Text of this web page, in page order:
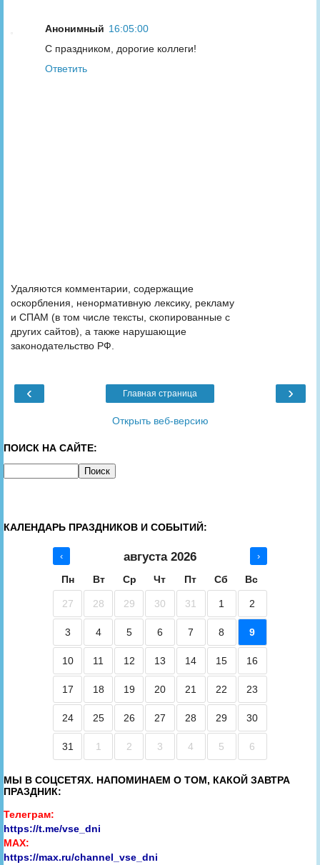
Анонимный 16:05:00
С праздником, дорогие коллеги!
Ответить
Удаляются комментарии, содержащие
оскорбления, ненормативную лексику, рекламу
и СПАМ (в том числе тексты, скопированные с
других сайтов), а также нарушающие
законодательство РФ.
‹ ›
Главная страница
Открыть веб-версию
ПОИСК НА САЙТЕ:
КАЛЕНДАРЬ ПРАЗДНИКОВ И СОБЫТИЙ:
‹ августа 2026 ›
Пн Вт Ср Чт Пт Сб Вс
27 28 29 30 31 1 2
3 4 5 6 7 8 9
10 11 12 13 14 15 16
17 18 19 20 21 22 23
24 25 26 27 28 29 30
31 1 2 3 4 5 6
МЫ В СОЦСЕТЯХ. НАПОМИНАЕМ О ТОМ, КАКОЙ ЗАВТРА
ПРАЗДНИК:
Телеграм:
https://t.me/vse_dni
MAX:
https://max.ru/channel_vse_dni